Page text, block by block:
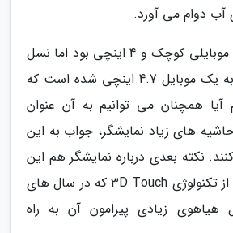
نسل اول آیفون SE، موبایلی کوچک و 4 اینچی بود اما نسل
دوم آن حالا تبدیل به یک موبایل 4.7 اینچی شده است که
آیا همچنان می توانیم به آن عنوان
های زیاد نمایشگر، جواب به این
نکته بعدی درباره نمایشگر هم این
است که دیگر خبری از تکنولوژی 3D Touch که در سال های
هیاهوی زیادی پیرامون آن به راه